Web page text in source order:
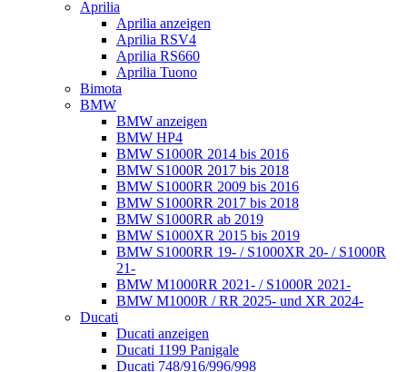
Aprilia
Aprilia anzeigen
Aprilia RSV4
Aprilia RS660
Aprilia Tuono
Bimota
BMW
BMW anzeigen
BMW HP4
BMW S1000R 2014 bis 2016
BMW S1000R 2017 bis 2018
BMW S1000RR 2009 bis 2016
BMW S1000RR 2017 bis 2018
BMW S1000RR ab 2019
BMW S1000XR 2015 bis 2019
BMW S1000RR 19- / S1000XR 20- / S1000R
21-
BMW M1000RR 2021- / S1000R 2021-
BMW M1000R / RR 2025- und XR 2024-
Ducati
Ducati anzeigen
Ducati 1199 Panigale
Ducati 748/916/996/998